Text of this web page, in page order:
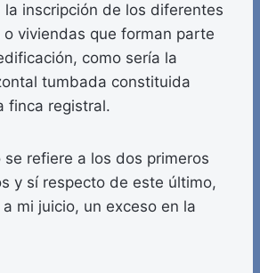
la inscripción de los diferentes
viviendas que forman parte
como sería la
tumbada constituida
finca registral.
se refiere a los dos primeros
y sí respecto de este último,
mi juicio, un exceso en la